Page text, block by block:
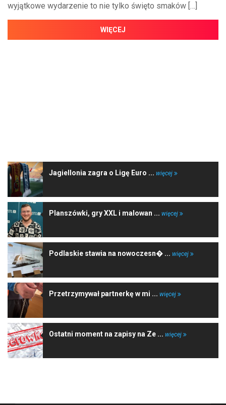
wyjątkowe wydarzenie to nie tylko święto smaków […]
WIĘCEJ
Jagiellonia zagra o Ligę Euro ... więcej
Planszówki, gry XXL i malowan ... więcej
Podlaskie stawia na nowoczesn� ... więcej
Przetrzymywał partnerkę w mi ... więcej
Ostatni moment na zapisy na Ze ... więcej